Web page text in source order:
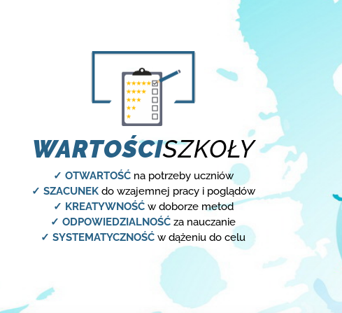
WARTOŚCISZKOŁY
✓ OTWARTOŚĆna potrzeby uczniów
✓ SZACUNEKdo wzajemnej pracy i poglądów
✓ KREATYWNOŚĆw doborze metod
✓ ODPOWIEDZIALNOŚĆ za nauczanie
✓ SYSTEMATYCZNOŚĆ w dążeniu do celu